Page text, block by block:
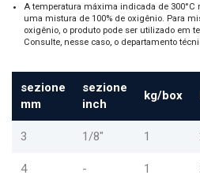
A temperatura máxima indicada de 300°C
uma mistura de 100% de oxigênio. Para
oxigênio, o produto pode ser utilizado em
Consulte, nesse caso, o departamento
sezione
mm
sezione
inch
kg/box
3 1/8" 1
4 - 1